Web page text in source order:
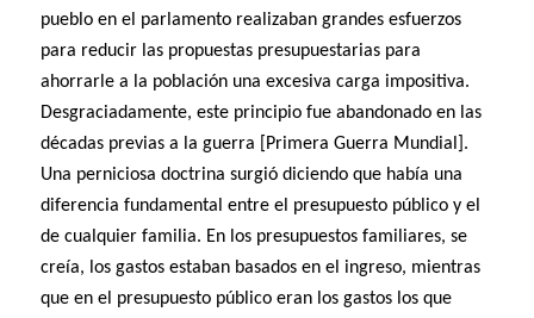
pueblo en el parlamento realizaban grandes esfuerzos
para reducir las propuestas presupuestarias para
ahorrarle a la población una excesiva carga impositiva.
Desgraciadamente, este principio fue abandonado en las
décadas previas a la guerra [Primera Guerra Mundial].
Una perniciosa doctrina surgió diciendo que había una
diferencia fundamental entre el presupuesto público y el
de cualquier familia. En los presupuestos familiares, se
creía, los gastos estaban basados en el ingreso, mientras
que en el presupuesto público eran los gastos los que